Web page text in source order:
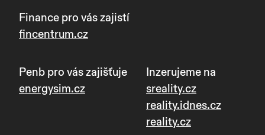
Finance pro vás zajistí
fincentrum.cz
Penb pro vás zajišťuje
energysim.cz
Inzerujeme na
sreality.cz
reality.idnes.cz
reality.cz